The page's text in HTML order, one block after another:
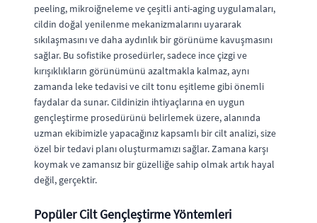
peeling, mikroiğneleme ve çeşitli anti-aging uygulamaları,
cildin doğal yenilenme mekanizmalarını uyararak
sıkılaşmasını ve daha aydınlık bir görünüme kavuşmasını
sağlar. Bu sofistike prosedürler, sadece ince çizgi ve
kırışıklıkların görünümünü azaltmakla kalmaz, aynı
zamanda leke tedavisi ve cilt tonu eşitleme gibi önemli
faydalar da sunar. Cildinizin ihtiyaçlarına en uygun
gençleştirme prosedürünü belirlemek üzere, alanında
uzman ekibimizle yapacağınız kapsamlı bir cilt analizi, size
özel bir tedavi planı oluşturmamızı sağlar. Zamana karşı
koymak ve zamansız bir güzelliğe sahip olmak artık hayal
değil, gerçektir.
Popüler Cilt Gençleştirme Yöntemleri